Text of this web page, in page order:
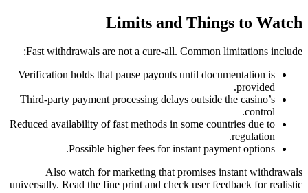
Limits and Things to Watch
Fast withdrawals are not a cure-all. Common limitations include:
Verification holds that pause payouts until documentation is
provided.
Third-party payment processing delays outside the casino’s
control.
Reduced availability of fast methods in some countries due to
regulation.
Possible higher fees for instant payment options.
Also watch for marketing that promises instant withdrawals
universally. Read the fine print and check user feedback for realistic